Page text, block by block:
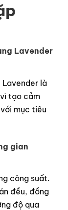
Lavender
Lavender là
tạo cảm
mục tiêu
gian
công suất.
đều, đồng
độ qua